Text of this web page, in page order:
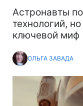
Астронавты
технологий,
ключевой миф
ОЛЬГА ЗАВАДА